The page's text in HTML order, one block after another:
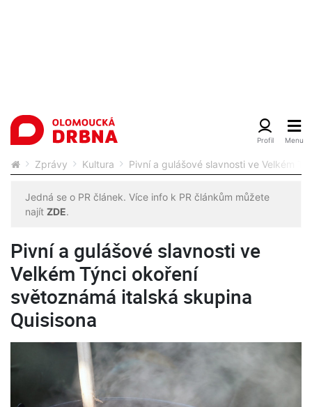
Zprávy Kultura Pivní a gulášové slavnosti ve Velkém
Jedná se o PR článek. Více info k PR článkům můžete
najít ZDE.
Pivní a gulášové slavnosti ve
Velkém Týnci okoření
světoznámá italská skupina
Quisisona